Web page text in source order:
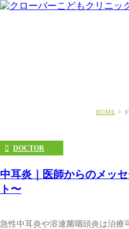
HOME
DOCTOR
中耳炎｜医師からのメッ
ト〜
急性中耳炎や溶連菌咽頭炎は治療